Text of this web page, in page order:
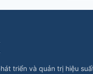
triển và quản trị hiệu